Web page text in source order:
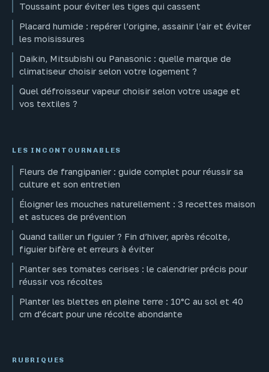
Toussaint pour éviter les tiges qui cassent
Placard humide : repérer l’origine, assainir l’air et éviter
les moisissures
Daikin, Mitsubishi ou Panasonic : quelle marque de
climatiseur choisir selon votre logement ?
Quel défroisseur vapeur choisir selon votre usage et
vos textiles ?
LES INCONTOURNABLES
Fleurs de frangipanier : guide complet pour réussir sa
culture et son entretien
Éloigner les mouches naturellement : 3 recettes maison
et astuces de prévention
Quand tailler un figuier ? Fin d’hiver, après récolte,
figuier bifère et erreurs à éviter
Planter ses tomates cerises : le calendrier précis pour
réussir vos récoltes
Planter les blettes en pleine terre : 10°C au sol et 40
cm d'écart pour une récolte abondante
RUBRIQUES